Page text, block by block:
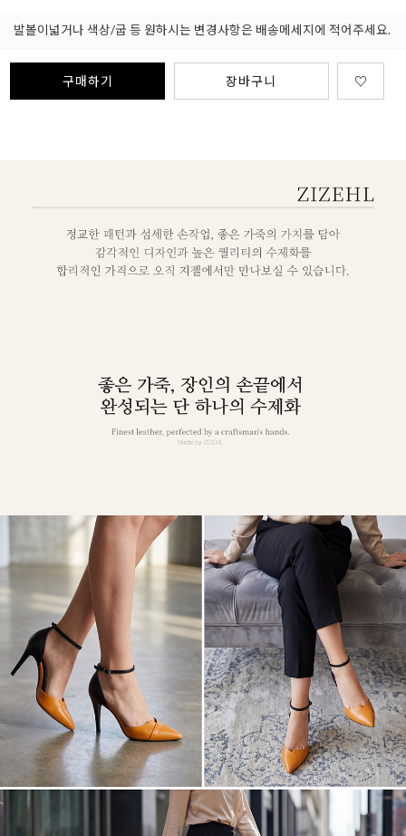
발볼이넓거나 색상/굽 등 원하시는 변경사항은 배송메세지에 적어주세요.
구매하기 장바구니 ♡